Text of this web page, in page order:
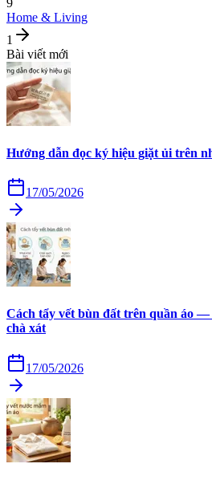
Home & Living
1
Bài viết mới
Hướng dẫn đọc ký hiệu giặt ủi trên
17/05/2026
Cách tẩy vết bùn đất trên quần áo —
chà xát
17/05/2026